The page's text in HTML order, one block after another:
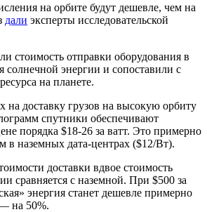
на орбите будут дешевле, чем на
дали эксперты исследовательской
стоимость отправки оборудования в
солнечной энергии и сопоставили с
на планете.
на доставку грузов на высокую орбиту
спутники обеспечивают
порядка $18-26 за ватт. Это примерно
в наземных дата-центрах ($12/Вт).
доставки вдвое стоимость
сравняется с наземной. При $500 за
энергия станет дешевле примерно
на 50%.